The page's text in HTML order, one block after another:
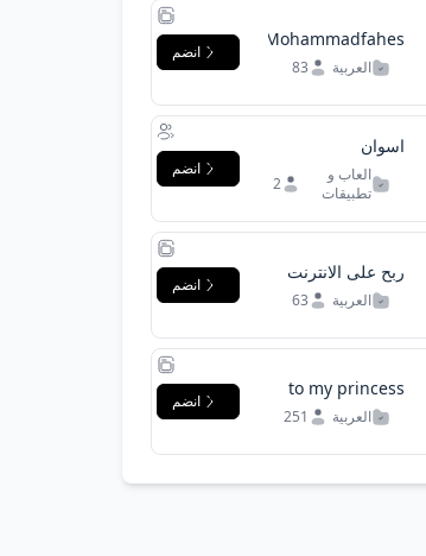
محمد فحص
العربية 83
انضم
اسوان
العاب و
تطبيقات
2
انضم
ربح على الانترنت
العربية 63
انضم
to my princess
العربية 251
انضم